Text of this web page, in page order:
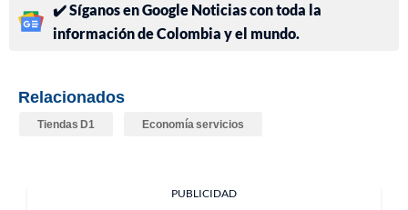
✔️ Síganos en Google Noticias con toda la
información de Colombia y el mundo.
Relacionados
Tiendas D1 Economía servicios
PUBLICIDAD